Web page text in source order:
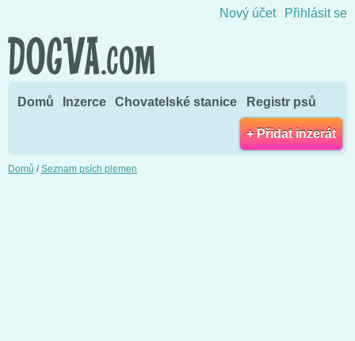
Nový účet Přihlásit se
Domů Inzerce Chovatelské stanice Registr psů
+ Přidat inzerát
Domů /Seznam psích plemen